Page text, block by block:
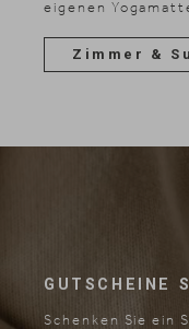
eigenen
Zimmer &
GUTSCHEINE
Schenken Sie ein